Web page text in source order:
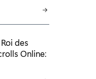
des
Online: